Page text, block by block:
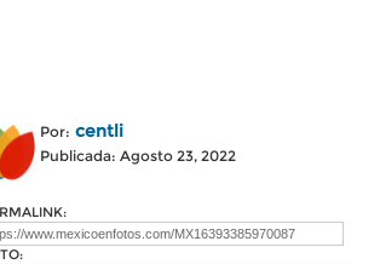
Por: centli
Publicada: Agosto 23, 2022